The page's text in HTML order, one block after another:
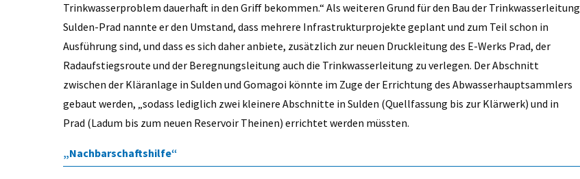
Trinkwasserproblem dauerhaft in den Griff bekommen.“ Als weiteren Grund für den Bau der Trinkwasserleitung
Sulden-Prad nannte er den Umstand, dass mehrere Infrastrukturprojekte geplant und zum Teil schon in
Ausführung sind, und dass es sich daher anbiete, zusätzlich zur neuen Druckleitung des E-Werks Prad, der
Radaufstiegsroute und der Beregnungsleitung auch die Trinkwasserleitung zu verlegen. Der Abschnitt
zwischen der Kläranlage in Sulden und Gomagoi könnte im Zuge der Errichtung des Abwasserhauptsammlers
gebaut werden, „sodass lediglich zwei kleinere Abschnitte in Sulden (Quellfassung bis zur Klärwerk) und in
Prad (Ladum bis zum neuen Reservoir Theinen) errichtet werden müssten.
„Nachbarschaftshilfe“